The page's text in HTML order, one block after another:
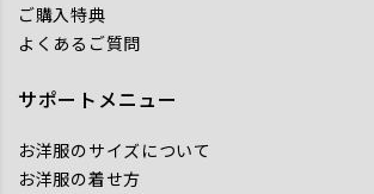
ご購入特典
よくあるご質問
サポートメニュー
お洋服のサイズについて
お洋服の着せ方